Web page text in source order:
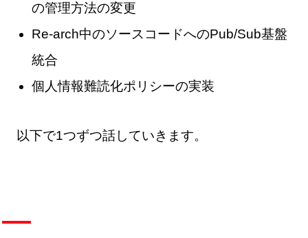
の管理方法の変更
Re-arch中のソースコードへのPub/Sub基盤
統合
個人情報難読化ポリシーの実装
以下で1つずつ話していきます。